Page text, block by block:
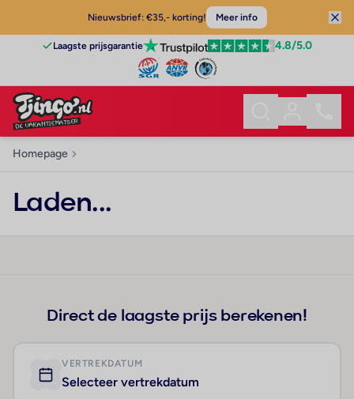
Nieuwsbrief: €35,- korting! Meer info
Laagste prijsgarantie 4.8/5.0
Homepage
Laden...
Direct de laagste prijs berekenen!
VERTREKDATUM
Selecteer vertrekdatum